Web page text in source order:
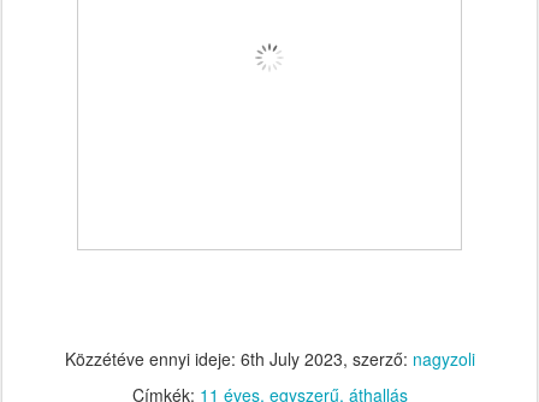
Közzétéve ennyi ideje: 6th July 2023, szerző: nagyzoli
Címkék: 11 éves egyszerű áthallás